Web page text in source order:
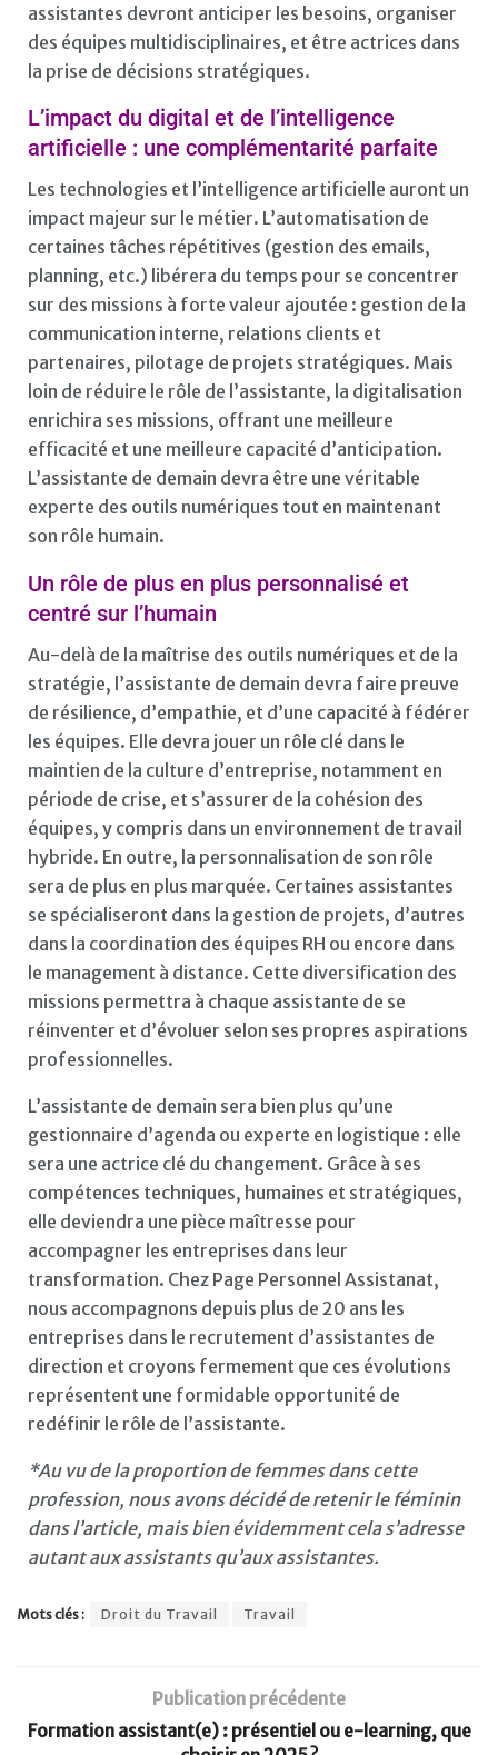
assistantes devront anticiper les besoins, organiser
des équipes multidisciplinaires, et être actrices dans
la prise de décisions stratégiques.
L’impact du digital et de l’intelligence
artificielle : une complémentarité parfaite
Les technologies et l’intelligence artificielle auront un
impact majeur sur le métier. L’automatisation de
certaines tâches répétitives (gestion des emails,
planning, etc.) libérera du temps pour se concentrer
sur des missions à forte valeur ajoutée : gestion de la
communication interne, relations clients et
partenaires, pilotage de projets stratégiques. Mais
loin de réduire le rôle de l’assistante, la digitalisation
enrichira ses missions, offrant une meilleure
efficacité et une meilleure capacité d’anticipation.
L’assistante de demain devra être une véritable
experte des outils numériques tout en maintenant
son rôle humain.
Un rôle de plus en plus personnalisé et
centré sur l’humain
Au-delà de la maîtrise des outils numériques et de la
stratégie, l’assistante de demain devra faire preuve
de résilience, d’empathie, et d’une capacité à fédérer
les équipes. Elle devra jouer un rôle clé dans le
maintien de la culture d’entreprise, notamment en
période de crise, et s’assurer de la cohésion des
équipes, y compris dans un environnement de travail
hybride. En outre, la personnalisation de son rôle
sera de plus en plus marquée. Certaines assistantes
se spécialiseront dans la gestion de projets, d’autres
dans la coordination des équipes RH ou encore dans
le management à distance. Cette diversification des
missions permettra à chaque assistante de se
réinventer et d’évoluer selon ses propres aspirations
professionnelles.
L’assistante de demain sera bien plus qu’une
gestionnaire d’agenda ou experte en logistique : elle
sera une actrice clé du changement. Grâce à ses
compétences techniques, humaines et stratégiques,
elle deviendra une pièce maîtresse pour
accompagner les entreprises dans leur
transformation. Chez Page Personnel Assistanat,
nous accompagnons depuis plus de 20 ans les
entreprises dans le recrutement d’assistantes de
direction et croyons fermement que ces évolutions
représentent une formidable opportunité de
redéfinir le rôle de l’assistante.
*Au vu de la proportion de femmes dans cette
profession, nous avons décidé de retenir le féminin
dans l’article, mais bien évidemment cela s’adresse
autant aux assistants qu’aux assistantes.
Mots clés : Droit du Travail Travail
Publication précédente
Formation assistant(e) : présentiel ou e-learning, que